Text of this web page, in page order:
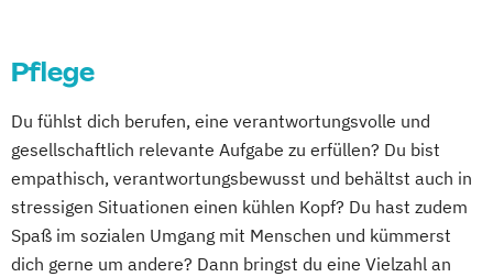
Pflege
Du fühlst dich berufen, eine verantwortungsvolle und
gesellschaftlich relevante Aufgabe zu erfüllen? Du bist
empathisch, verantwortungsbewusst und behältst auch in
stressigen Situationen einen kühlen Kopf? Du hast zudem
Spaß im sozialen Umgang mit Menschen und kümmerst
dich gerne um andere? Dann bringst du eine Vielzahl an